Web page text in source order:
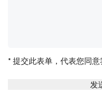
* 提交此表单，代表您同意
发